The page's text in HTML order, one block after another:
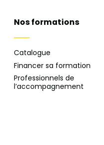
Nos formations
Catalogue
Financer sa formation
Professionnels de
l’accompagnement